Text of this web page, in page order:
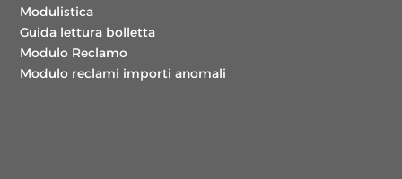
Modulistica
Guida lettura bolletta
Modulo Reclamo
Modulo reclami importi anomali